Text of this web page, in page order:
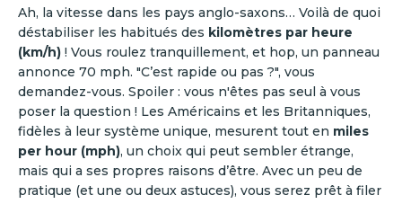
Ah, la vitesse dans les pays anglo-saxons… Voilà de quoi
déstabiliser les habitués des kilomètres par heure
(km/h) ! Vous roulez tranquillement, et hop, un panneau
annonce 70 mph. "C’est rapide ou pas ?", vous
demandez-vous. Spoiler : vous n'êtes pas seul à vous
poser la question ! Les Américains et les Britanniques,
fidèles à leur système unique, mesurent tout en miles
per hour (mph), un choix qui peut sembler étrange,
mais qui a ses propres raisons d’être. Avec un peu de
pratique (et une ou deux astuces), vous serez prêt à filer